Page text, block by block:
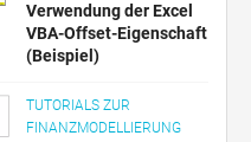
Verwendung der Excel
VBA-Offset-Eigenschaft
(Beispiel)
TUTORIALS ZUR
FINANZMODELLIERUNG